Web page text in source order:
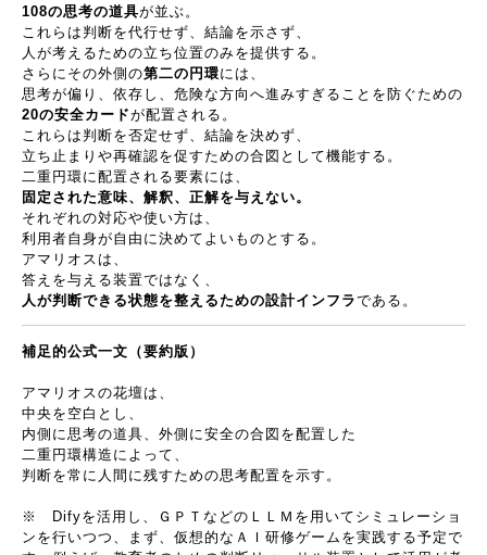
108の思考の道具が並ぶ。
これらは判断を代行せず、結論を示さず、
人が考えるための立ち位置のみを提供する。
さらにその外側の第二の円環には、
思考が偏り、依存し、危険な方向へ進みすぎることを防ぐための
20の安全カードが配置される。
これらは判断を否定せず、結論を決めず、
立ち止まりや再確認を促すための合図として機能する。
二重円環に配置される要素には、
固定された意味、解釈、正解を与えない。
それぞれの対応や使い方は、
利用者自身が自由に決めてよいものとする。
アマリオスは、
答えを与える装置ではなく、
人が判断できる状態を整えるための設計インフラである。
補足的公式一文（要約版）
アマリオスの花壇は、
中央を空白とし、
内側に思考の道具、外側に安全の合図を配置した
二重円環構造によって、
判断を常に人間に残すための思考配置を示す。
※ Difyを活用し、ＧＰＴなどのＬＬＭを用いてシミュレーショ
ンを行いつつ、まず、仮想的なＡＩ研修ゲームを実践する予定で